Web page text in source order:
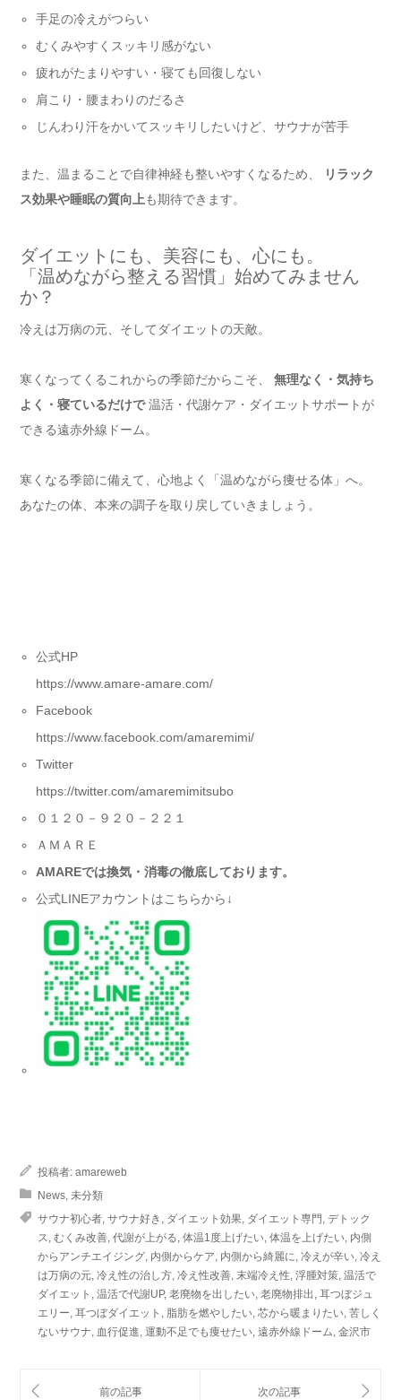
手足の冷えがつらい
むくみやすくスッキリ感がない
疲れがたまりやすい・寝ても回復しない
肩こり・腰まわりのだるさ
じんわり汗をかいてスッキリしたいけど、サウナが苦手
また、温まることで自律神経も整いやすくなるため、
リラック
ス効果や睡眠の質向上も期待できます。
ダイエットにも、美容にも、心にも。
「温めながら整える習慣」始めてみません
か？
冷えは万病の元、そしてダイエットの天敵。
寒くなってくるこれからの季節だからこそ、 無理なく・気持ち
よく・寝ているだけで温活・代謝ケア・ダイエットサポートが
できる遠赤外線ドーム。
寒くなる季節に備えて、心地よく「温めながら痩せる体」へ。
あなたの体、本来の調子を取り戻していきましょう。
公式HP
https://www.amare-amare.com/
Facebook
https://www.facebook.com/amaremimi/
Twitter
https://twitter.com/amaremimitsubo
０１２０－９２０－２２１
ＡＭＡＲＥ
AMAREでは換気・消毒の徹底しております。
公式LINEアカウントはこちらから↓
投稿者: amareweb
News 未分類
サウナ初心者 サウナ好き ダイエット効果 ダイエット専門 デトック
ス むくみ改善 代謝が上がる 体温1度上げたい 体温を上げたい 内側
からアンチエイジング 内側からケア 内側から綺麗に 冷えが辛い 冷え
は万病の元 冷え性の治し方 冷え性改善 末端冷え性 浮腫対策 温活で
ダイエット
温活で代謝UP, 老廃物を出したい 老廃物排出 耳つぼジュ
エリー 耳つぼダイエット 脂肪を燃やしたい 芯から暖まりたい 苦しく
ないサウナ 血行促進 運動不足でも痩せたい 遠赤外線ドーム 金沢市